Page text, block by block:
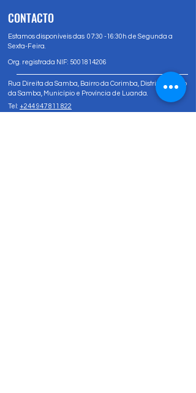
CONTACTO
Estamos disponíveis das 07:30 -16:30h de Segunda a
Sexta-Feira.
Org. registrada NIF: 5001814206
Rua Direita da Samba, Bairro da Corimba, Distrito Urbano
da Samba, Município e Província de Luanda.
Tel: +244 947 811 822